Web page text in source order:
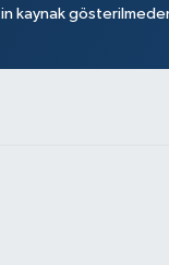
gösterilmeden